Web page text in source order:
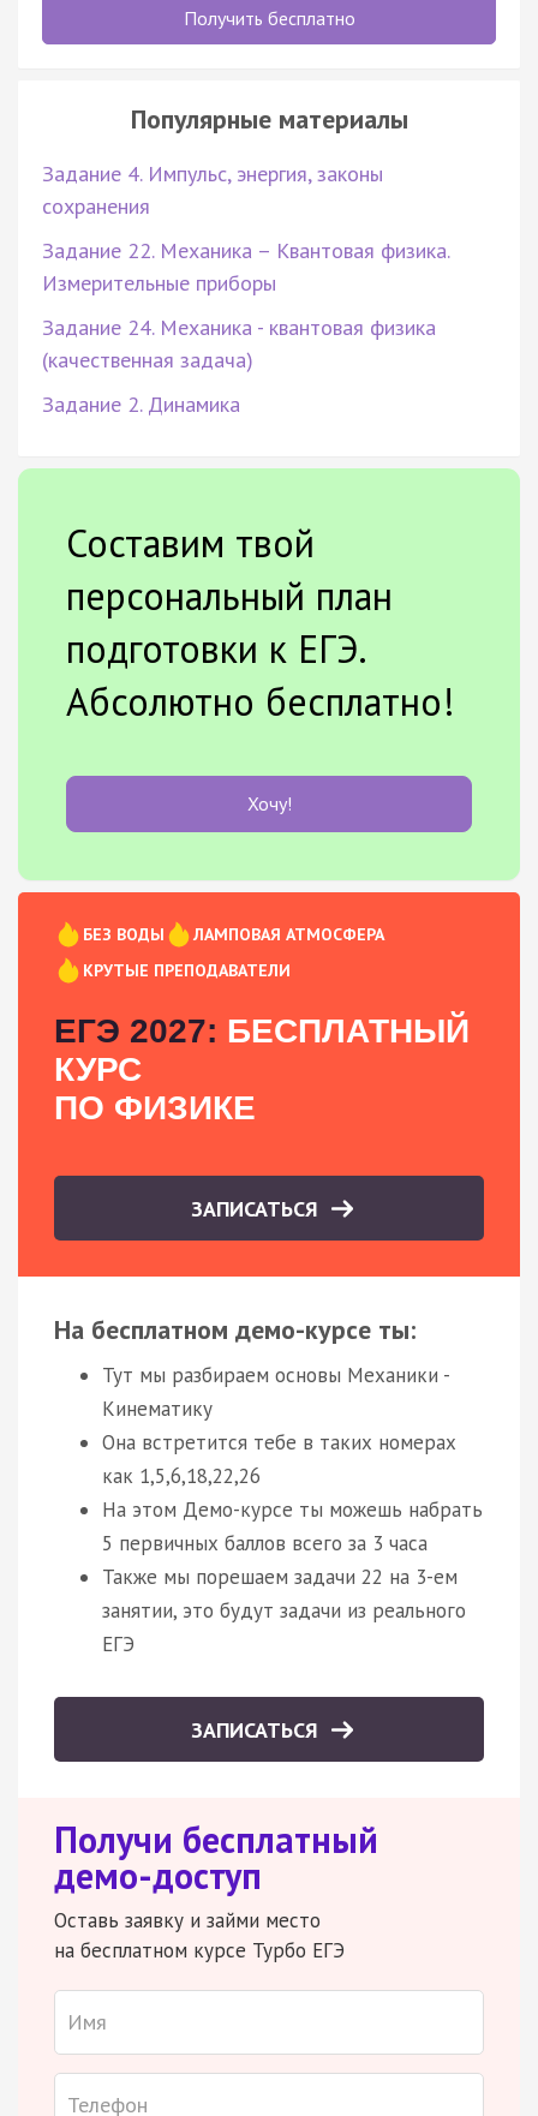
Получить бесплатно
Популярные материалы
Задание 4. Импульс, энергия, законы
сохранения
Задание 22. Механика – Квантовая физика.
Измерительные приборы
Задание 24. Механика - квантовая физика
(качественная задача)
Задание 2. Динамика
Составим твой
персональный план
подготовки к ЕГЭ.
Абсолютно бесплатно!
Хочу!
БЕЗ ВОДЫ
ЛАМПОВАЯ АТМОСФЕРА
КРУТЫЕ ПРЕПОДАВАТЕЛИ
ЕГЭ 2027: БЕСПЛАТНЫЙ
КУРС
ПО ФИЗИКЕ
ЗАПИСАТЬСЯ
На бесплатном демо-курсе ты:
Тут мы разбираем основы Механики -
Кинематику
Она встретится тебе в таких номерах
как 1,5,6,18,22,26
На этом Демо-курсе ты можешь набрать
5 первичных баллов всего за 3 часа
Также мы порешаем задачи 22 на 3-ем
занятии, это будут задачи из реального
ЕГЭ
ЗАПИСАТЬСЯ
Получи бесплатный
демо-доступ
Оставь заявку и займи место
на бесплатном курсе Турбо ЕГЭ